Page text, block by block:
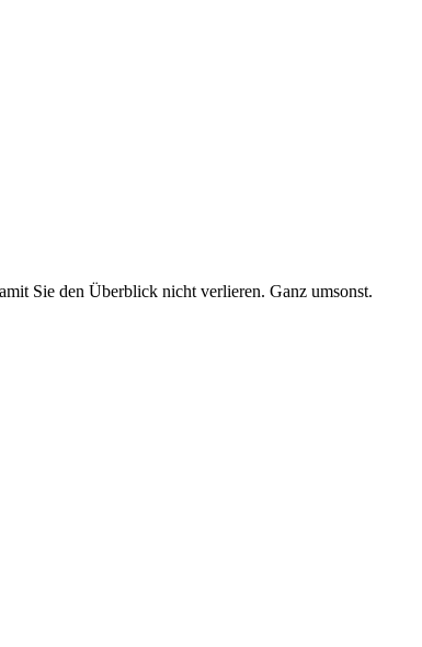
Sie den Überblick nicht verlieren. Ganz umsonst.